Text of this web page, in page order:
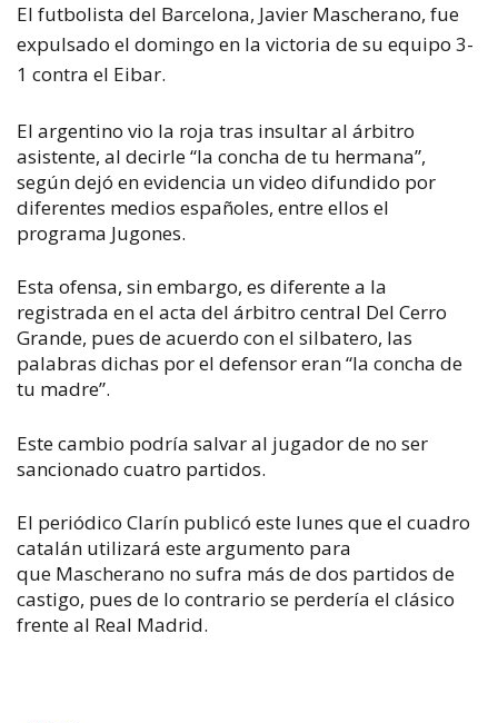
El futbolista del Barcelona, Javier Mascherano, fue
expulsado el domingo en la victoria de su equipo 3-
1 contra el Eibar.
El argentino vio la roja tras insultar al árbitro
asistente, al decirle “la concha de tu hermana”,
según dejó en evidencia un video difundido por
diferentes medios españoles, entre ellos el
programa Jugones.
Esta ofensa, sin embargo, es diferente a la
registrada en el acta del árbitro central Del Cerro
Grande, pues de acuerdo con el silbatero, las
palabras dichas por el defensor eran “la concha de
tu madre”.
Este cambio podría salvar al jugador de no ser
sancionado cuatro partidos.
El periódico Clarín publicó este lunes que el cuadro
catalán utilizará este argumento para
que Mascherano no sufra más de dos partidos de
castigo, pues de lo contrario se perdería el clásico
frente al Real Madrid.